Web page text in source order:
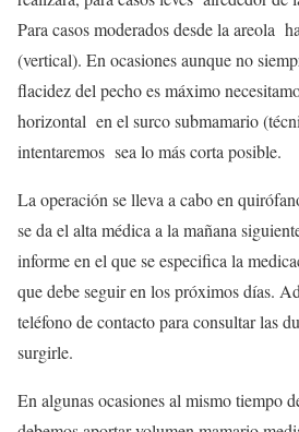
Para casos moderados desde la areola
(vertical). En ocasiones aunque no
flacidez del pecho es máximo
horizontal en el surco submamario
intentaremos sea lo más corta posible.
La operación se lleva a cabo en
se da el alta médica a la mañana
informe en el que se especifica la
que debe seguir en los próximos días.
teléfono de contacto para consultar las
surgirle.
En algunas ocasiones al mismo tiempo